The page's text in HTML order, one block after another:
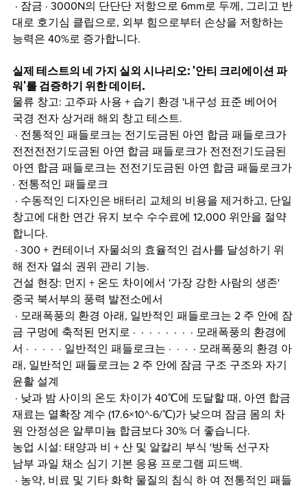
대로 호기심 클립으로, 외부 힘으로부터 손상을 저항하는
능력은 40%로 증가합니다.
실제 테스트의 네 가지 실외 시나리오: '안티 크리에이션 파
워'를 검증하기 위한 데이터.
물류 창고: 고주파 사용 + 습기 환경 '내구성 표준 베어어
국경 전자 상거래 해외 창고 테스트.
전전전전기도금된 아연 합금 패들로크가 전전전기도금된
아연 합금 패들로크는 전전기도금된 아연 합금 패들로크가
· 전통적인 패들로크
창고에 대한 연간 유지 보수 수수료에 12,000 위안을 절약
합니다.
해 전자 열쇠 권위 관리 기능.
건설 현장: 먼지 + 온도 차이에서 '가장 강한 사람의 생존'
중국 북서부의 풍력 발전소에서
금 구멍에 축적된 먼지로 ·  ·  ·  ·  ·  ·  ·  · 모래폭풍의 환경에
서 ·  ·  ·  ·  · 일반적인 패들로크는 ·  ·  ·  · 모래폭풍의 환경 아
래, 일반적인 패들로크는 2 주 안에 잠금 구조 구조와 자기
윤활 설계
재료는 열확장 계수 (17.6×10^-6/℃)가 낮으며 잠금 몸의 차
원 안정성은 알루미늄 합금보다 30% 더 좋습니다.
농업 시설: 태양과 비 + 산 및 알칼리 부식 '방독 선구자
남부 과일 채소 심기 기본 응용 프로그램 피드백.